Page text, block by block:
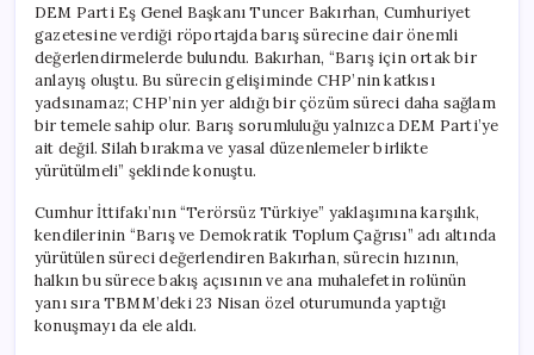
Bakırhan:
“Barış
İçin
Ortak
Bir
Oluştu”
için
DEM Parti Eş Genel Başkanı Tuncer Bakırhan, Cumhuriyet
gazetesine verdiği röportajda barış sürecine dair önemli
değerlendirmelerde bulundu. Bakırhan, “Barış için ortak bir
anlayış oluştu. Bu sürecin gelişiminde CHP’nin katkısı
yadsınamaz; CHP’nin yer aldığı bir çözüm süreci daha sağlam
bir temele sahip olur. Barış sorumluluğu yalnızca DEM Parti’ye
ait değil. Silah bırakma ve yasal düzenlemeler birlikte
yürütülmeli” şeklinde konuştu.
Cumhur İttifakı’nın “Terörsüz Türkiye” yaklaşımına karşılık,
kendilerinin “Barış ve Demokratik Toplum Çağrısı” adı altında
yürütülen süreci değerlendiren Bakırhan, sürecin hızının,
halkın bu sürece bakış açısının ve ana muhalefetin rolünün
yanı sıra TBMM’deki 23 Nisan özel oturumunda yaptığı
konuşmayı da ele aldı.